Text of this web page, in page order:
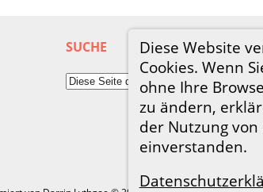
Diese Website
Cookies. Wenn
ohne Ihre
zu ändern,
der Nutzung von
einverstanden.
SUCHE